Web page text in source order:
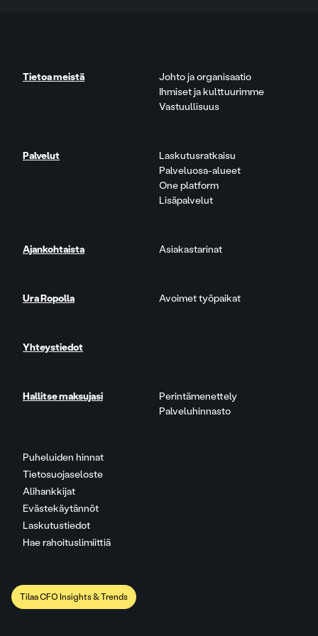
Puheluiden hinnat
Tietosuojaseloste
Alihankkijat
Evästekäytännöt
Laskutustiedot
Hae rahoituslimiittiä
Tietoa meistä
Johto ja organisaatio
Ihmiset ja kulttuurimme
Vastuullisuus
Palvelut
Laskutusratkaisu
Palveluosa-alueet
One platform
Lisäpalvelut
Ajankohtaista Asiakastarinat
Ura Ropolla Avoimet työpaikat
Yhteystiedot
Hallitse maksujasi
Perintämenettely
Palveluhinnasto
Tilaa CFO Insights & Trends